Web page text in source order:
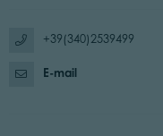
+39(340)2539499
E-mail